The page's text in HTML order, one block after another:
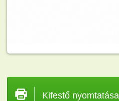
Kifestő nyomtatása